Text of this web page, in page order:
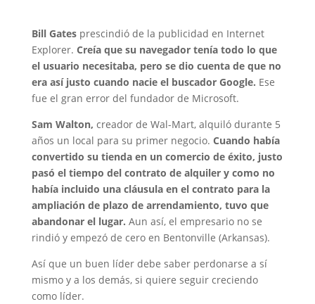
Bill Gatesprescindió de la publicidad en Internet
Explorer. Creía que su navegador tenía todo lo que
el usuario necesitaba, pero se dio cuenta de que no
era así justo cuando nacie el buscador Google. Ese
fue el gran error del fundador de Microsoft.
Sam Walton, creador de Wal-Mart, alquiló durante 5
años un local para su primer negocio. Cuando había
convertido su tienda en un comercio de éxito, justo
pasó el tiempo del contrato de alquiler y como no
había incluido una cláusula en el contrato para la
ampliación de plazo de arrendamiento, tuvo que
abandonar el lugar. Aun así, el empresario no se
rindió y empezó de cero en Bentonville (Arkansas).
Así que un buen líder debe saber perdonarse a sí
mismo y a los demás, si quiere seguir creciendo
como líder.